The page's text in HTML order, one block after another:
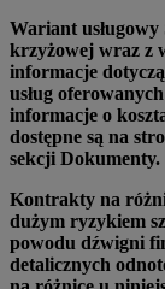
Wariant
krzyżowej wraz z
informacje
usług
informacje o
dostępne są na
sekcji Dokumenty.
Kontrakty na
dużym ryzykiem
powodu dźwigni
detalicznych